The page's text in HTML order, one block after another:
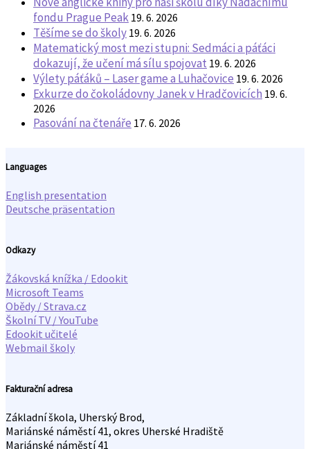
fondu Prague Peak 19. 6. 2026
Těšíme se do školy 19. 6. 2026
Matematický most mezi stupni: Sedmáci a páťáci
dokazují, že učení má sílu spojovat 19. 6. 2026
Výlety páťáků – Laser game a Luhačovice 19. 6. 2026
Exkurze do čokoládovny Janek v Hradčovicích 19. 6.
2026
Pasování na čtenáře 17. 6. 2026
Languages
English presentation
Deutsche präsentation
Odkazy
Žákovská knížka / Edookit
Microsoft Teams
Obědy / Strava.cz
Školní TV / YouTube
Edookit učitelé
Webmail školy
Fakturační adresa
Základní škola, Uherský Brod,
Mariánské náměstí 41, okres Uherské Hradiště
Mariánské náměstí 41